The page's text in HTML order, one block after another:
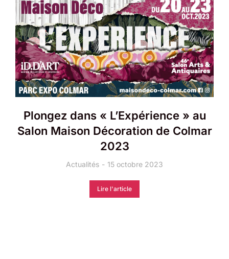
Plongez dans « L’Expérience » au
Salon Maison Décoration de Colmar
2023
Actualités 15 octobre 2023
Lire l'article